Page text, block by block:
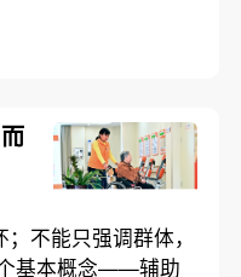
不能只强调群体，
基本概念——辅助